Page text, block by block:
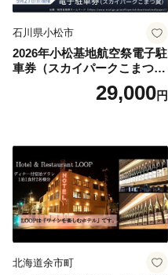
石川県小松市
2026年小松基地航空祭電子駐
車券（スカイパークこまつ
翼） 駐車場 シャトルバスの
りばすぐ 石川県 小松市
29,000円
北海道余市町